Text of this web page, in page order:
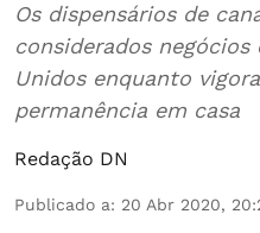
Os dispensários de
considerados negócios
Unidos enquanto
permanência em casa
Redação DN
Publicado a: 20 Abr 2020,